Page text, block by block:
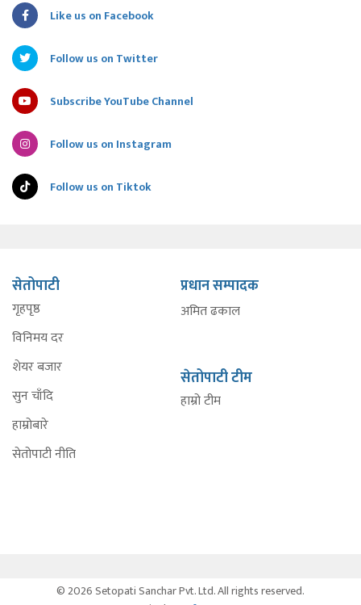
Like us on Facebook
Follow us on Twitter
Subscribe YouTube Channel
Follow us on Instagram
Follow us on Tiktok
सेतोपाटी
गृहपृष्ठ
विनिमय दर
शेयर बजार
सुन चाँदि
हाम्रोबारे
सेतोपाटी नीति
प्रधान सम्पादक
अमित ढकाल
सेतोपाटी टीम
हाम्रो टीम
© 2026 Setopati Sanchar Pvt. Ltd. All rights reserved.